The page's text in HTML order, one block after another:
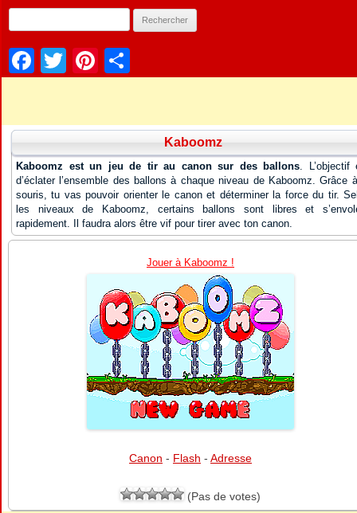
Facebook
TwitterPinterest
Kaboomz
Kaboomz est un jeu de tir au canon sur des ballons. L’objectif
d’éclater l’ensemble des ballons à chaque niveau de Kaboomz. Grâce
souris, tu vas pouvoir orienter le canon et déterminer la force du tir.
les niveaux de Kaboomz, certains ballons sont libres et
rapidement. Il faudra alors être vif pour tirer avec ton canon.
Jouer à Kaboomz !
Canon - Flash - Adresse
(Pas de votes)